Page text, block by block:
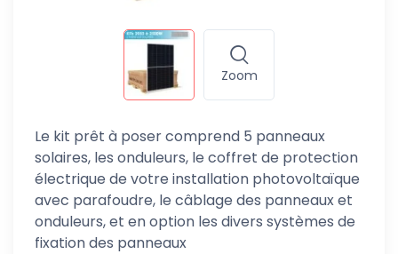
Zoom
Le kit prêt à poser comprend 5 panneaux
solaires, les onduleurs, le coffret de protection
électrique de votre installation photovoltaïque
avec parafoudre, le câblage des panneaux et
onduleurs, et en option les divers systèmes de
fixation des panneaux